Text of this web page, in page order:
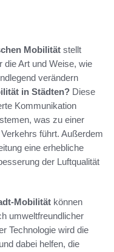
Mobilität stellt
die Art und Weise, wie
verändern
in Städten? Diese
Kommunikation
was zu einer
führt. Außerdem
eine erhebliche
der Luftqualität
Mobilität können
umweltfreundlicher
Technologie wird die
dabei helfen, die